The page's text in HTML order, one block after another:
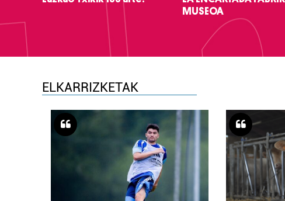
MUSEOA
ELKARRIZKETAK